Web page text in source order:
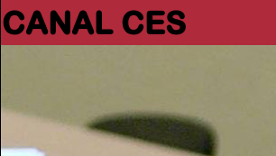
CANAL CES